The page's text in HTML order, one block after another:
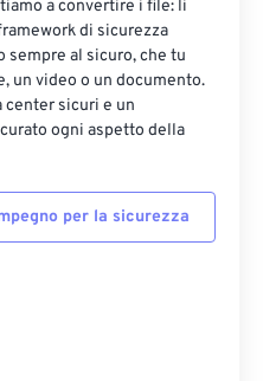
a convertire i file: li
di sicurezza
sempre al sicuro, che tu
un video o un documento.
center sicuri e un
ogni aspetto della
per la sicurezza